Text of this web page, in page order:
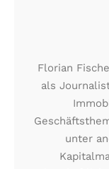
Florian
als
unter